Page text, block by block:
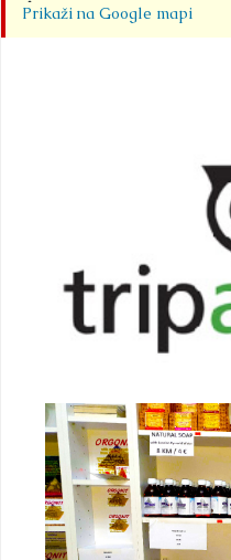
Prikaži na Google mapi